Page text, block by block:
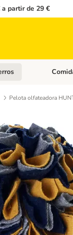
a partir de 29 €
abierto: ComidaMenú
Pelota olfateadora